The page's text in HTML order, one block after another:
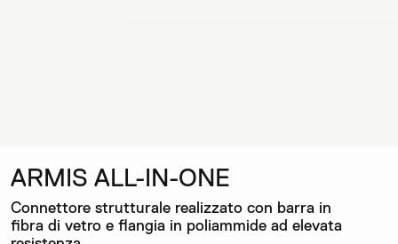
ARMIS ALL-IN-ONE
Connettore strutturale realizzato con barra in
fibra di vetro e flangia in poliammide ad elevata